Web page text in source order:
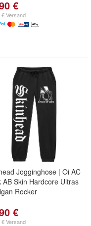
€
€ Versand
Jogginghose | Oi AC
AB Skin Hardcore Ultras
Rocker
€
€ Versand